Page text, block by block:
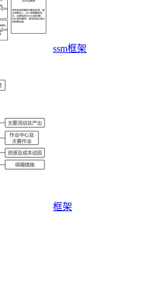
ssm框架
框架